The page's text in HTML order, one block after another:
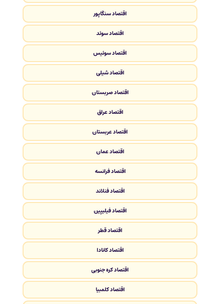
اقتصاد سنگاپور
اقتصاد سوئد
اقتصاد سوئیس
اقتصاد شیلی
اقتصاد صربستان
اقتصاد عراق
اقتصاد عربستان
اقتصاد عمان
اقتصاد فرانسه
اقتصاد فنلاند
اقتصاد فیلیپین
اقتصاد قطر
اقتصاد کانادا
اقتصاد کره جنوبی
اقتصاد کلمبیا